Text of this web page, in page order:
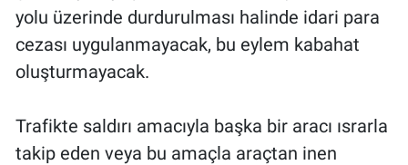
yolu üzerinde durdurulması halinde idari para
cezası uygulanmayacak, bu eylem kabahat
oluşturmayacak.
Trafikte saldırı amacıyla başka bir aracı ısrarla
takip eden veya bu amaçla araçtan inen